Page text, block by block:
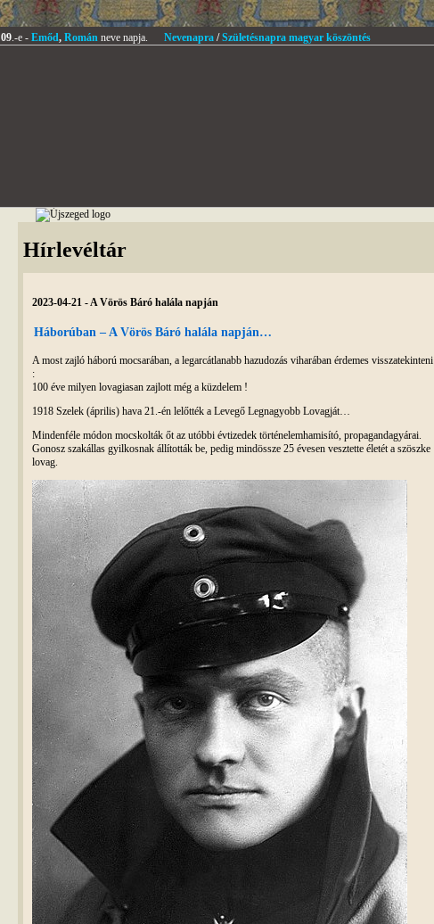
09.-e - Emőd, Románneve napja. Nevenapra/Születésnapra magyar köszöntés
Hírlevéltár
2023-04-21 - A Vörös Báró halála napján
Háborúban – A Vörös Báró halála napján…
A most zajló háború mocsarában, a legarcátlanabb hazudozás viharában érdemes visszatekinteni
:
100 éve milyen lovagiasan zajlott még a küzdelem !
1918 Szelek (április) hava 21.-én lelőtték a Levegő Legnagyobb Lovagját…
Mindenféle módon mocskolták őt az utóbbi évtizedek történelemhamisító, propagandagyárai.
Gonosz szakállas gyilkosnak állították be, pedig mindössze 25 évesen vesztette életét a szöszke
lovag.